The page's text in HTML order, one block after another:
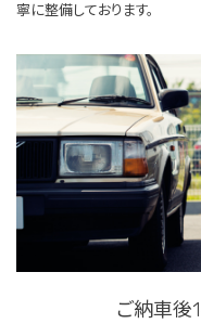
寧に整備しております。
ご納車後